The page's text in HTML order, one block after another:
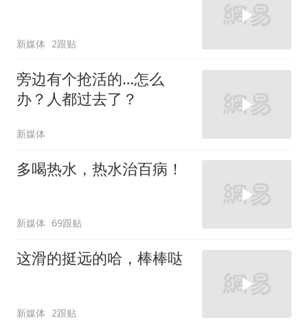
新媒体 2跟贴
旁边有个抢活的…怎么
办？人都过去了？
新媒体
多喝热水，热水治百病！
新媒体 69跟贴
这滑的挺远的哈，棒棒哒
新媒体 2跟贴